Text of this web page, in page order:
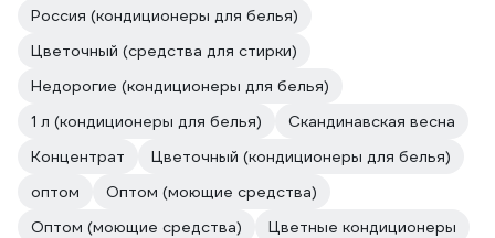
Россия (кондиционеры для белья)
Цветочный (средства для стирки)
Недорогие (кондиционеры для белья)
1 л (кондиционеры для белья)
Скандинавская весна
Концентрат
Цветочный (кондиционеры для белья)
оптом
Оптом (моющие средства)
Оптом (моющие средства)
Цветные кондиционеры